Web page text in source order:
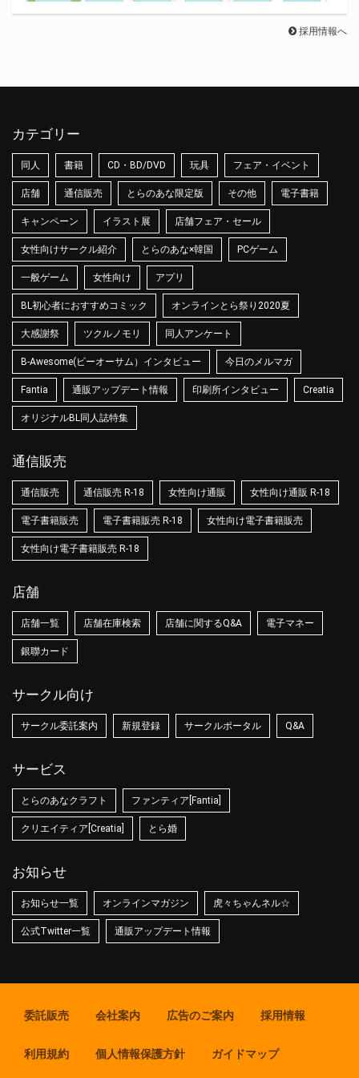
採用情報へ
カテゴリー
同人 書籍 CD・BD/DVD 玩具 フェア・イベント
店舗 通信販売 とらのあな限定版 その他 電子書籍
キャンペーン イラスト展 店舗フェア・セール
女性向けサークル紹介 とらのあな×韓国 PCゲーム
一般ゲーム 女性向け アプリ
BL初心者におすすめコミック オンラインとら祭り2020夏
大感謝祭 ツクルノモリ 同人アンケート
B-Awesome(ビーオーサム）インタビュー 今日のメルマガ
Fantia 通販アップデート情報 印刷所インタビュー Creatia
オリジナルBL同人誌特集
通信販売
通信販売 通信販売 R-18 女性向け通販 女性向け通販 R-18
電子書籍販売 電子書籍販売 R-18 女性向け電子書籍販売
女性向け電子書籍販売 R-18
店舗
店舗一覧 店舗在庫検索 店舗に関するQ&A 電子マネー
銀聯カード
サークル向け
サークル委託案内 新規登録 サークルポータル Q&A
サービス
とらのあなクラフト ファンティア[Fantia]
クリエイティア[Creatia] とら婚
お知らせ
お知らせ一覧 オンラインマガジン 虎々ちゃんネル☆
公式Twitter一覧 通販アップデート情報
委託販売 会社案内 広告のご案内 採用情報
利用規約 個人情報保護方針 ガイドマップ